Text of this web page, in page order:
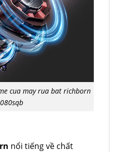
cua may rua bat richborn
nổi tiếng về chất